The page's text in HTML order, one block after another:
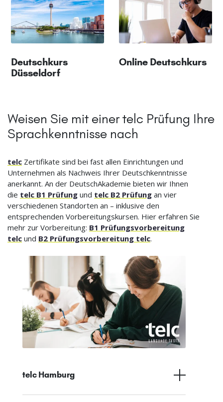
Deutschkurs
Düsseldorf
Online Deutschkurs
Weisen Sie mit einer telc Prüfung Ihre
Sprachkenntnisse nach
telc Zertifikate sind bei fast allen Einrichtungen und
Unternehmen als Nachweis Ihrer Deutschkenntnisse
anerkannt. An der DeutschAkademie bieten wir Ihnen
die telc B1 Prüfung und telc B2 Prüfung an vier
verschiedenen Standorten an – inklusive den
entsprechenden Vorbereitungskursen. Hier erfahren Sie
mehr zur Vorbereitung: B1 Prüfungsvorbereitung
telc und B2 Prüfungsvorbereitung telc.
telc Hamburg